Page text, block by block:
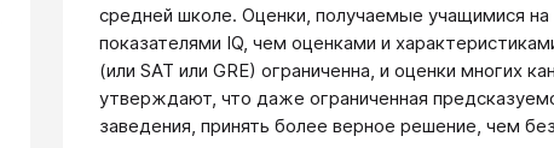
средней школе. Оценки, получаемые учащимися
показателями IQ, чем оценками и
(или SAT или GRE) ограниченна, и оценки многих
утверждают, что даже ограниченная
заведения, принять более верное решение, чем